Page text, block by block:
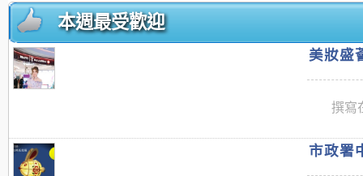
本週最受歡迎
美妝盛
撰寫
市政署